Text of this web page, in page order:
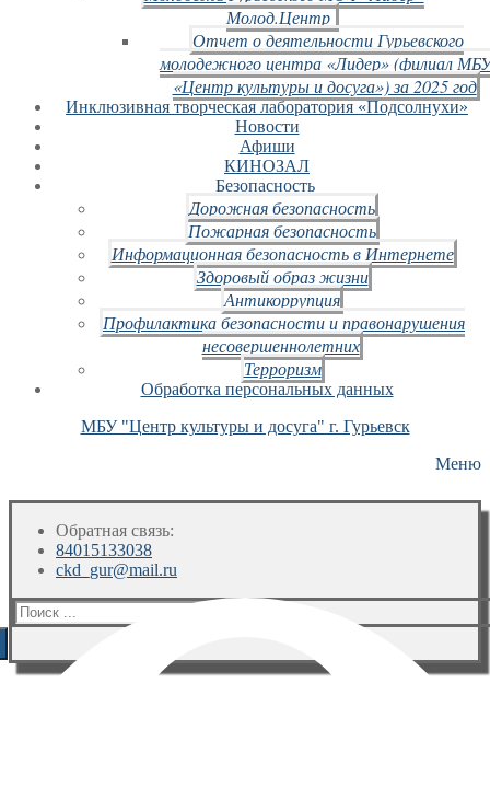
Молод.Центр
Отчет о деятельности Гурьевского
молодежного центра «Лидер» (филиал
«Центр культуры и досуга») за 2025 год
Инклюзивная творческая лаборатория «Подсолнухи»
Новости
Афиши
КИНОЗАЛ
Безопасность
Дорожная безопасность
Пожарная безопасность
Информационная безопасность в Интернете
Здоровый образ жизни
Антикоррупция
Профилактика безопасности и правонарушения
несовершеннолетних
Терроризм
Обработка персональных данных
МБУ "Центр культуры и досуга" г. Гурьевск
Меню
Обратная связь:
84015133038
ckd_gur@mail.ru
Искать: